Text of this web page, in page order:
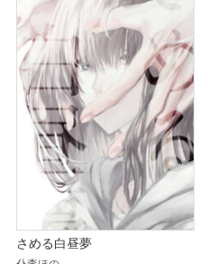
さめる白昼夢